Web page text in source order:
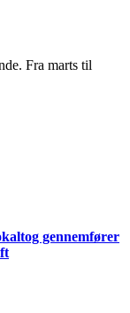
Fra marts til
gennemfører